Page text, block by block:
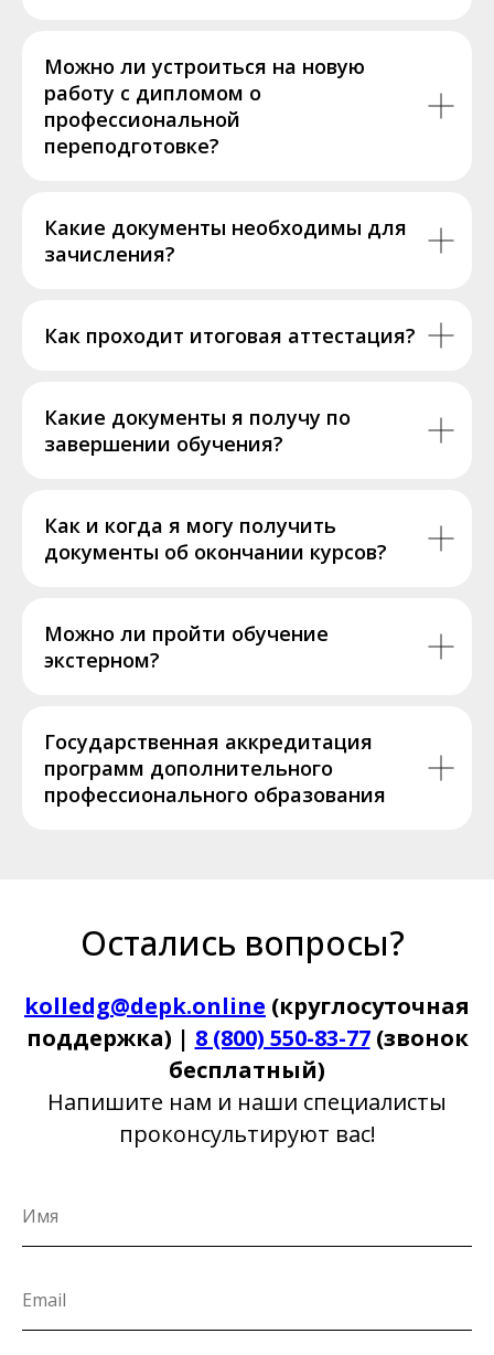
Можно ли устроиться на новую
работу с дипломом о
профессиональной
переподготовке?
Какие документы необходимы для
зачисления?
Как проходит итоговая аттестация?
Какие документы я получу по
завершении обучения?
Как и когда я могу получить
документы об окончании курсов?
Можно ли пройти обучение
экстерном?
Государственная аккредитация
программ дополнительного
профессионального образования
Остались вопросы?
kolledg@depk.online (круглосуточная
поддержка) | 8 (800) 550-83-77(звонок
бесплатный)
Напишите нам и наши специалисты
проконсультируют вас!